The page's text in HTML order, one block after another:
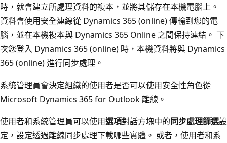
時，就會建立所處理資料的複本，並將其儲存在本機電腦上。
資料會使用安全連線從 Dynamics 365 (online) 傳輸到您的電
腦，並在本機複本與 Dynamics 365 Online 之間保持連結。 下
次您登入 Dynamics 365 (online) 時，本機資料將與 Dynamics
365 (online) 進行同步處理。
系統管理員會決定組織的使用者是否可以使用安全性角色從
Microsoft Dynamics 365 for Outlook 離線。
使用者和系統管理員可以使用選項對話方塊中的同步處理篩選設
定，設定透過離線同步處理下載哪些實體。 或者，使用者和系